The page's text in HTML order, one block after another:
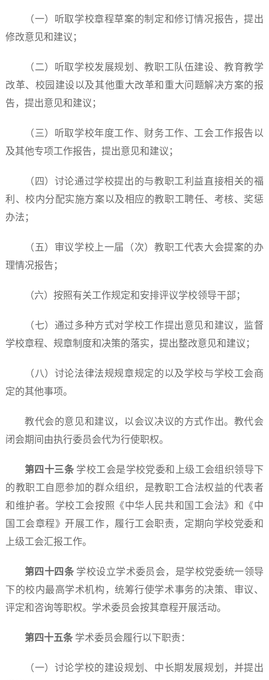
（一）听取学校章程草案的制定和修订情况报告，提出
修改意见和建议；
（二）听取学校发展规划、教职工队伍建设、教育教学
改革、校园建设以及其他重大改革和重大问题解决方案的报
告，提出意见和建议；
（三）听取学校年度工作、财务工作、工会工作报告以
及其他专项工作报告，提出意见和建议；
（四）讨论通过学校提出的与教职工利益直接相关的福
利、校内分配实施方案以及相应的教职工聘任、考核、奖惩
办法；
（五）审议学校上一届（次）教职工代表大会提案的办
理情况报告；
（六）按照有关工作规定和安排评议学校领导干部；
（七）通过多种方式对学校工作提出意见和建议，监督
学校章程、规章制度和决策的落实，提出整改意见和建议；
（八）讨论法律法规规章规定的以及学校与学校工会商
定的其他事项。
教代会的意见和建议，以会议决议的方式作出。教代会
闭会期间由执行委员会代为行使职权。
第四十三条 学校工会是学校党委和上级工会组织领导下
的教职工自愿参加的群众组织，是教职工合法权益的代表者
和维护者。学校工会按照《中华人民共和国工会法》和《中
国工会章程》开展工作，履行工会职责，定期向学校党委和
上级工会汇报工作。
第四十四条 学校设立学术委员会，是学校党委统一领导
下的校内最高学术机构，统筹行使学术事务的决策、审议、
评定和咨询等职权。学术委员会按其章程开展活动。
第四十五条学术委员会履行以下职责：
（一）讨论学校的建设规划、中长期发展规划，并提出